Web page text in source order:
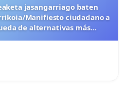
jasangarriago baten
Manifiesto ciudadano a
de alternativas más